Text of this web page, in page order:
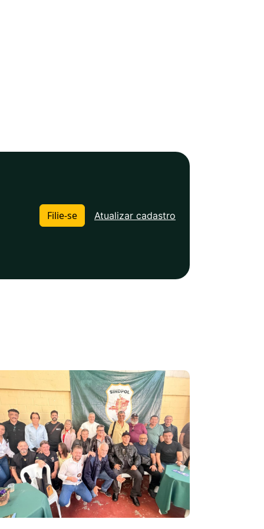
Filie-se Atualizar cadastro